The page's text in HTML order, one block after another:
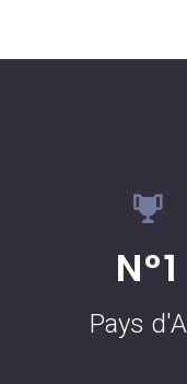
Boulanger
N°1
Pays